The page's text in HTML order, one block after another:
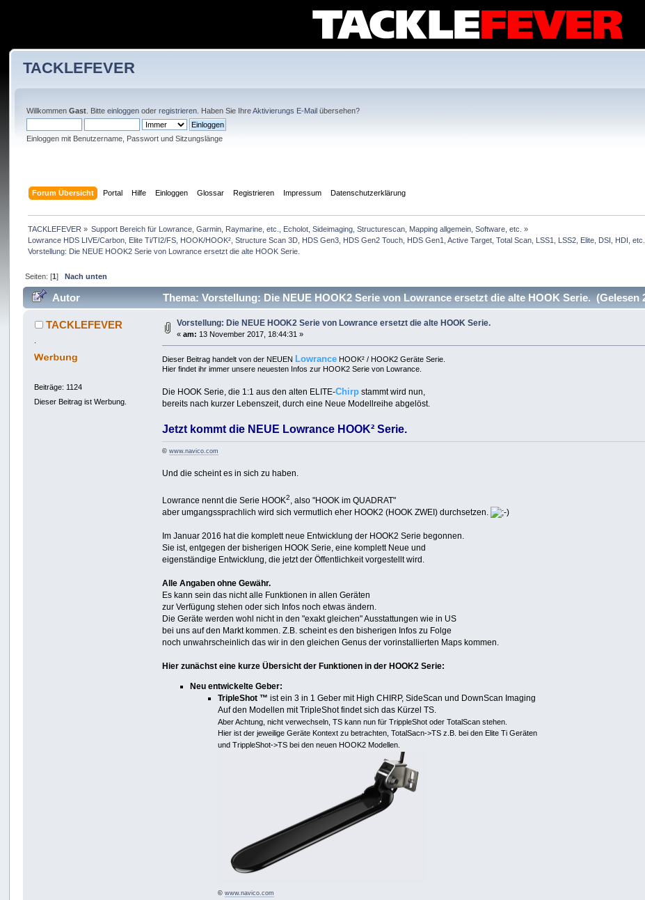
TACKLEFEVER
WillkommenGast . Bitteeinloggen oderregistrieren . Haben Sie IhreAktivierungs E-Mail übersehen?
Einloggen mit Benutzername, Passwort und Sitzungslänge
Forum Übersicht Portal Hilfe Einloggen Glossar Registrieren Impressum Datenschutzerklärung
TACKLEFEVER » Support Bereich für Lowrance, Garmin, Raymarine, etc., Echolot, Sideimaging, Structurescan, Mapping allgemein, Software, etc. »
Lowrance HDS LIVE/Carbon, Elite Ti/TI2/FS, HOOK/HOOK², Structure Scan 3D, HDS Gen3, HDS Gen2 Touch, HDS Gen1, Active Target, Total Scan, LSS1, LSS2, Elite, DSI, HDI, etc..
Vorstellung: Die NEUE HOOK2 Serie von Lowrance ersetzt die alte HOOK Serie.
Seiten: [1] Nach unten
Autor Thema: Vorstellung: Die NEUE HOOK2 Serie von Lowrance ersetzt die alte HOOK Serie. (Gelesen
TACKLEFEVER
Beiträge: 1124
Dieser Beitrag ist Werbung.
Vorstellung: Die NEUE HOOK2 Serie von Lowrance ersetzt die alte HOOK Serie.
«am: 13 November 2017, 18:44:31 »
Dieser Beitrag handelt von der NEUEN Lowrance HOOK² / HOOK2 Geräte Serie.
Hier findet ihr immer unsere neuesten Infos zur HOOK2 Serie von Lowrance.
Die HOOK Serie, die 1:1 aus den alten ELITE-Chirp stammt wird nun,
bereits nach kurzer Lebenszeit, durch eine Neue Modellreihe abgelöst.
Jetzt kommt die NEUE Lowrance HOOK² Serie.
©www.navico.com
Und die scheint es in sich zu haben.
Lowrance nennt die Serie HOOK2, also "HOOK im QUADRAT"
aber umgangssprachlich wird sich vermutlich eher HOOK2 (HOOK ZWEI) durchsetzen.
Im Januar 2016 hat die komplett neue Entwicklung der HOOK2 Serie begonnen.
Sie ist, entgegen der bisherigen HOOK Serie, eine komplett Neue und
eigenständige Entwicklung, die jetzt der Öffentlichkeit vorgestellt wird.
Alle Angaben ohne Gewähr.
Es kann sein das nicht alle Funktionen in allen Geräten
zur Verfügung stehen oder sich Infos noch etwas ändern.
Die Geräte werden wohl nicht in den "exakt gleichen" Ausstattungen wie in US
bei uns auf den Markt kommen. Z.B. scheint es den bisherigen Infos zu Folge
noch unwahrscheinlich das wir in den gleichen Genus der vorinstallierten Maps kommen.
Hier zunächst eine kurze Übersicht der Funktionen in der HOOK2 Serie:
Neu entwickelte Geber:
TripleShot ™ ist ein 3 in 1 Geber mit High CHIRP, SideScan und DownScan Imaging
Auf den Modellen mit TripleShot findet sich das Kürzel TS.
Aber Achtung, nicht verwechseln, TS kann nun für TrippleShot oder TotalScan stehen.
Hier ist der jeweilige Geräte Kontext zu betrachten, TotalSacn->TS z.B. bei den Elite Ti Geräten
und TrippleShot->TS bei den neuen HOOK2 Modellen.
©www.navico.com